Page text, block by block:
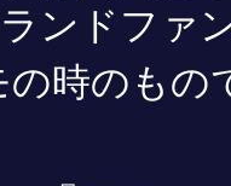
ンドファ
の時のも